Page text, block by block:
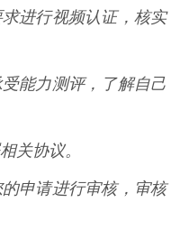
进行视频认证，核实
能力测评，了解自己
关协议。
申请进行审核，审核